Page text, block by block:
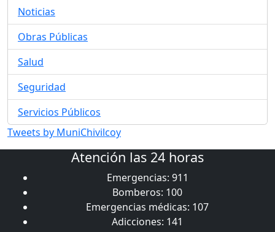
Noticias
Obras Públicas
Salud
Seguridad
Servicios Públicos
Tweets by MuniChivilcoy
Atención las 24 horas
Emergencias: 911
Bomberos: 100
Emergencias médicas: 107
Adicciones: 141